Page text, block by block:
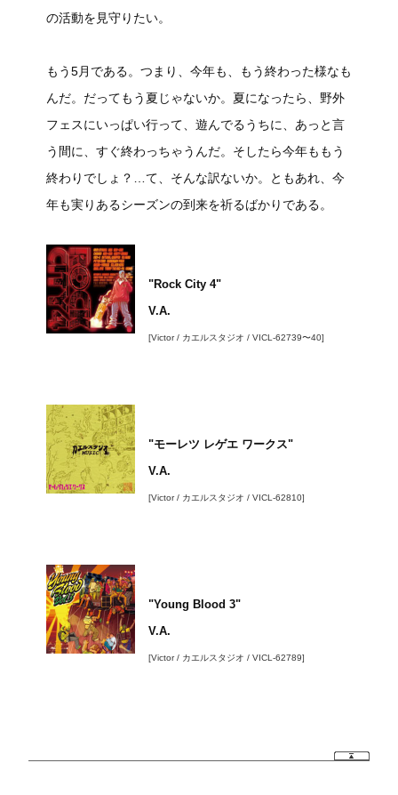
の活動を見守りたい。
もう5月である。つまり、今年も、もう終わった様なも
んだ。だってもう夏じゃないか。夏になったら、野外
フェスにいっぱい行って、遊んでるうちに、あっと言
う間に、すぐ終わっちゃうんだ。そしたら今年ももう
終わりでしょ？…て、そんな訳ないか。ともあれ、今
年も実りあるシーズンの到来を祈るばかりである。
"Rock City 4"
V.A.
[Victor / カエルスタジオ / VICL-62739〜40]
"モーレツ レゲエ ワークス"
V.A.
[Victor / カエルスタジオ / VICL-62810]
"Young Blood 3"
V.A.
[Victor / カエルスタジオ / VICL-62789]